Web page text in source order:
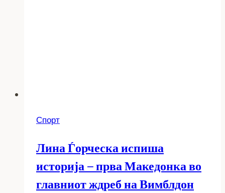
Спорт
Лина Ѓорческа испиша
историја – прва Македонка во
главниот ждреб на Вимблдон